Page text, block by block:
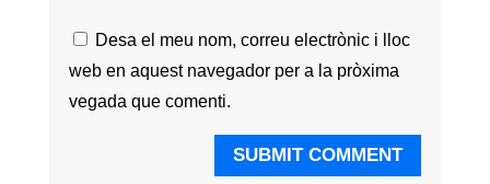
Desa el meu nom, correu electrònic i lloc
web en aquest navegador per a la pròxima
vegada que comenti.
SUBMIT COMMENT